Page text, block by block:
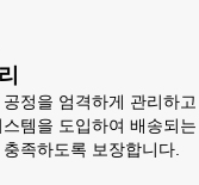
공정을 엄격하게 관리하
템을 도입하여 배송되
족하도록 보장합니다.